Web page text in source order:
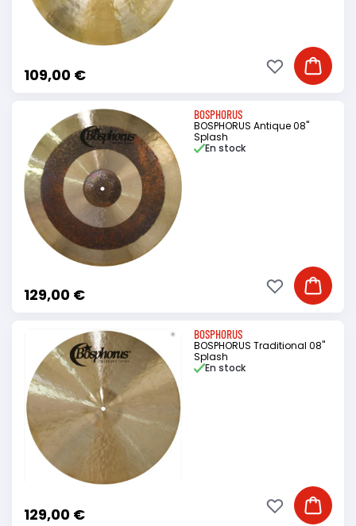
109,00 € Ajouter
Ajouter à ma
BOSPHORUS
BOSPHORUS Antique 08"
Splash
129,00 €
En stock
Ajouter
Ajouter à ma
BOSPHORUS
BOSPHORUS Traditional 08"
Splash
129,00 €
En stock
Ajouter
Ajouter à ma